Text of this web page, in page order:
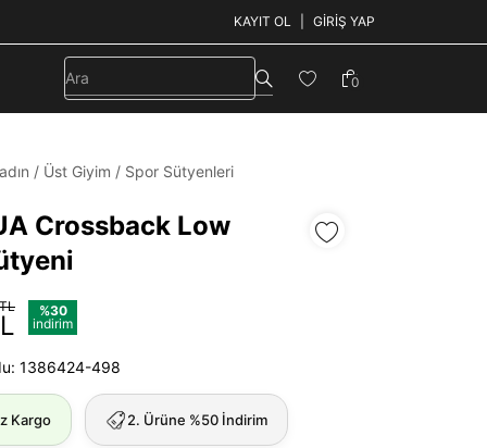
KAYIT OL GIRIŞ YAP
0
/ Üst Giyim / Spor Sütyenleri
Crossback Low
%30
indirim
1386424-498
Kargo 2. Ürüne %50 İndirim